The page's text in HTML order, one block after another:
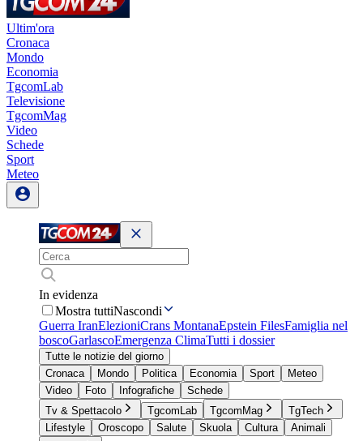
Ultim'ora
Cronaca
Mondo
Economia
TgcomLab
Televisione
TgcomMag
Video
Schede
Sport
Meteo
In evidenza
Mostra tuttiNascondi
Guerra IranElezioniCrans MontanaEpstein FilesFamiglia nel
boscoGarlascoEmergenza ClimaTutti i dossier
Tutte le notizie del giorno
Cronaca
Mondo Politica Economia Sport
Meteo
Video
Foto Infografiche
Schede
Tv & Spettacolo
TgcomLab TgcomMag
TgTech
Lifestyle
Oroscopo Salute Skuola Cultura
Animali